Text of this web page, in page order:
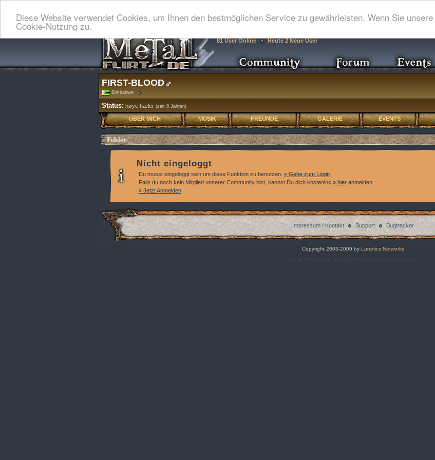
Diese Website verwendet Cookies, um Ihnen den bestmöglichen Service zu gewährleisten. Wenn Sie
Cookie-Nutzung zu.
81 User Online Heute 2 Neue User
FIRST-BLOOD
Simbabwe
Status: høye hæler (seit 8 Jahren)
ÜBER MICH MUSIK FREUNDE GALERIE EVENTS
Fehler
Nicht eingeloggt
Du musst eingeloggt sein um diese Funktion zu benutzen. » Gehe zum Login
Falls du noch kein Mitglied unserer Community bist, kannst Du dich kostenlos » hier anmelden.
» Jetzt Anmelden
Impressum / Kontakt Support Bugtracker
Copyright 2003-2009 byLunetics Networks